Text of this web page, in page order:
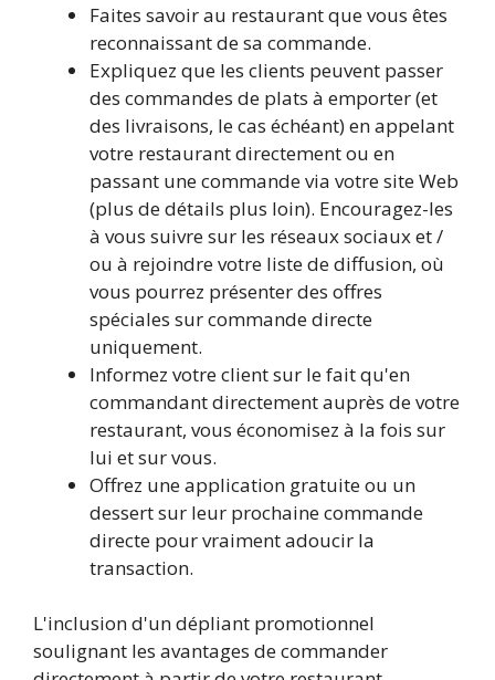
Faites savoir au restaurant que vous êtes
reconnaissant de sa commande.
Expliquez que les clients peuvent passer
des commandes de plats à emporter (et
des livraisons, le cas échéant) en appelant
votre restaurant directement ou en
passant une commande via votre site Web
(plus de détails plus loin). Encouragez-les
à vous suivre sur les réseaux sociaux et /
ou à rejoindre votre liste de diffusion, où
vous pourrez présenter des offres
spéciales sur commande directe
uniquement.
Informez votre client sur le fait qu'en
commandant directement auprès de votre
restaurant, vous économisez à la fois sur
lui et sur vous.
Offrez une application gratuite ou un
dessert sur leur prochaine commande
directe pour vraiment adoucir la
transaction.
L'inclusion d'un dépliant promotionnel
soulignant les avantages de commander